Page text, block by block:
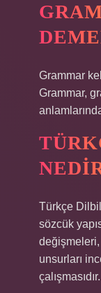
Grammar
Grammar,
Türkçe
sözcük
unsurları
çalışmasıdır.